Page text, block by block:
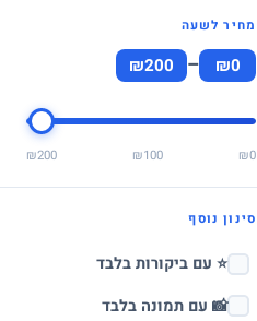
מחיר לשעה
₪0
–
₪200
₪0
₪100
₪200
סינון נוסף
⭐ עם ביקורות בלבד
📸 עם תמונה בלבד